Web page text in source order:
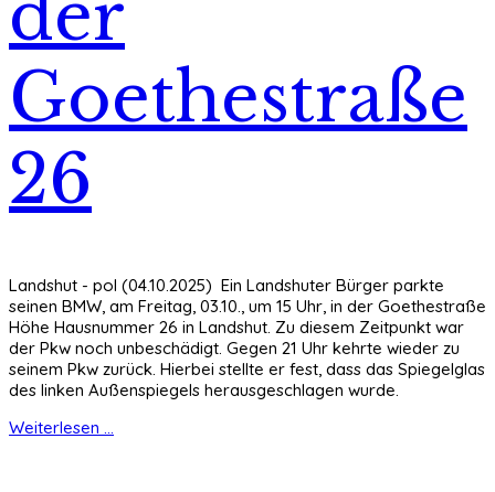
Goethestraße
26
Landshut - pol (04.10.2025) Ein Landshuter Bürger parkte
seinen BMW, am Freitag, 03.10., um 15 Uhr, in der Goethestraße
Höhe Hausnummer 26 in Landshut. Zu diesem Zeitpunkt war
der Pkw noch unbeschädigt. Gegen 21 Uhr kehrte wieder zu
seinem Pkw zurück. Hierbei stellte er fest, dass das Spiegelglas
des linken Außenspiegels herausgeschlagen wurde.
Weiterlesen ...